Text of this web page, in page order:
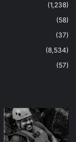
(1,238)
(58)
(37)
(8,534)
(57)